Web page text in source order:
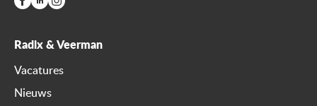
Radix & Veerman
Vacatures
Nieuws